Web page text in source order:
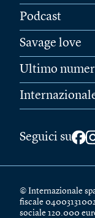
Podcast
Savage love
Ultimo
Seguici su
© Internazionale
fiscale
sociale 120.000